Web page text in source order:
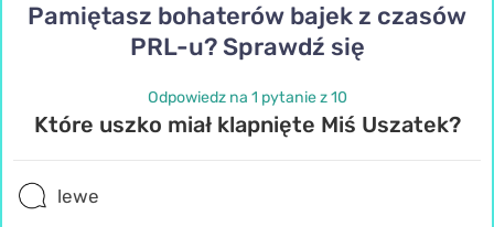
Pamiętasz bohaterów bajek z czasów
PRL-u? Sprawdź się
Odpowiedz na 1 pytanie z 10
Które uszko miał klapnięte Miś Uszatek?
lewe